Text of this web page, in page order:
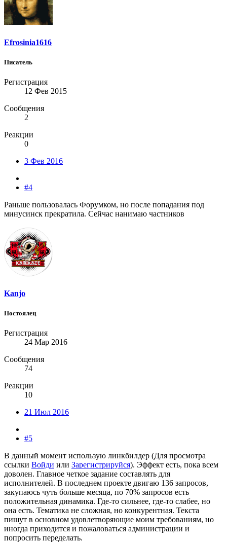
Efrosinia1616
Писатель
Регистрация
12 Фев 2015
Сообщения
2
Реакции
0
3 Фев 2016
#4
Раньше пользовалась Форумком, но после попадания под
минусинск прекратила. Сейчас нанимаю частников
Kanjo
Постоялец
Регистрация
24 Мар 2016
Сообщения
74
Реакции
10
21 Июл 2016
#5
В данный момент использую линкбилдер (Для просмотра
ссылки Войди или Зарегистрируйся). Эффект есть, пока всем
доволен. Главное четкое задание составлять для
исполнителей. В последнем проекте двигаю 136 запросов,
закупаюсь чуть больше месяца, по 70% запросов есть
положительная динамика. Где-то сильнее, где-то слабее, но
она есть. Тематика не сложная, но конкурентная. Текста
пишут в основном удовлетворяющие моим требованиям, но
иногда приходится и пожаловаться администрации и
попросить переделать.